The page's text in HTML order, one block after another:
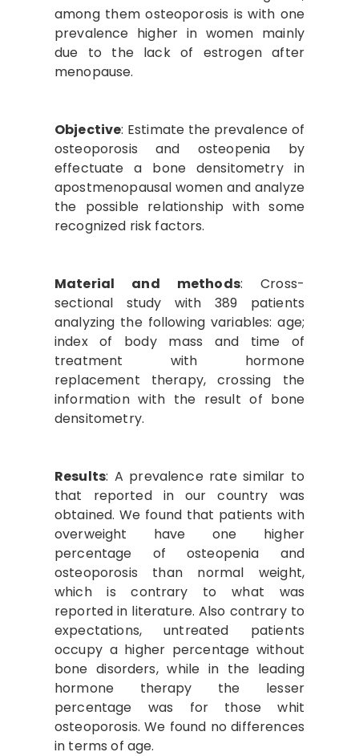
among them osteoporosis is with one
prevalence higher in women mainly
due to the lack of estrogen after
menopause.
Objective: Estimate the prevalence of
osteoporosis and osteopenia by
effectuate a bone densitometry in
apostmenopausal women and analyze
the possible relationship with some
recognized risk factors.
Material and methods: Cross-
sectional study with 389 patients
analyzing the following variables: age;
index of body mass and time of
treatment with hormone
replacement therapy, crossing the
information with the result of bone
densitometry.
Results: A prevalence rate similar to
that reported in our country was
obtained. We found that patients with
overweight have one higher
percentage of osteopenia and
osteoporosis than normal weight,
which is contrary to what was
reported in literature. Also contrary to
expectations, untreated patients
occupy a higher percentage without
bone disorders, while in the leading
hormone therapy the lesser
percentage was for those whit
osteoporosis. We found no differences
in terms of age.